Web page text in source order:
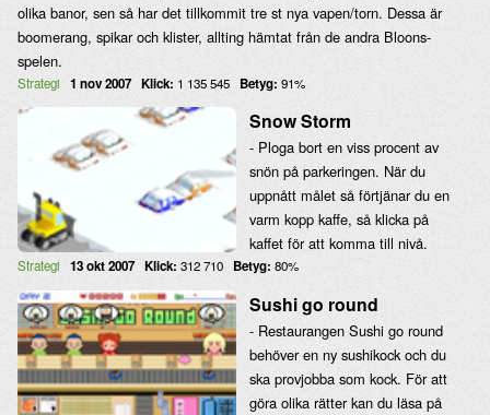
olika banor, sen så har det tillkommit tre st nya vapen/torn. Dessa är
boomerang, spikar och klister, allting hämtat från de andra Bloons-
spelen.
Strategi 1 nov 2007 Klick: 1 135 545 Betyg: 91%
Snow Storm
- Ploga bort en viss procent av
snön på parkeringen. När du
uppnått målet så förtjänar du en
varm kopp kaffe, så klicka på
kaffet för att komma till nivå.
Strategi 13 okt 2007 Klick: 312 710 Betyg: 80%
Sushi go round
- Restaurangen Sushi go round
behöver en ny sushikock och du
ska provjobba som kock. För att
göra olika rätter kan du läsa på